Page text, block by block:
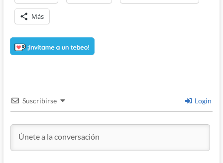
Más
Suscribirse Login